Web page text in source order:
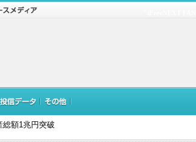
総額1兆円突破